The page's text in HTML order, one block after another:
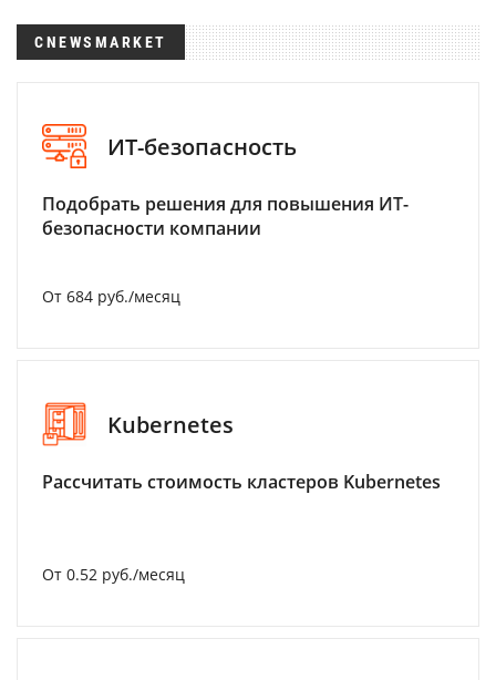
CNEWSMARKET
ИТ-безопасность
Подобрать решения для повышения ИТ-
безопасности компании
От 684 руб./месяц
Kubernetes
Рассчитать стоимость кластеров Kubernetes
От 0.52 руб./месяц